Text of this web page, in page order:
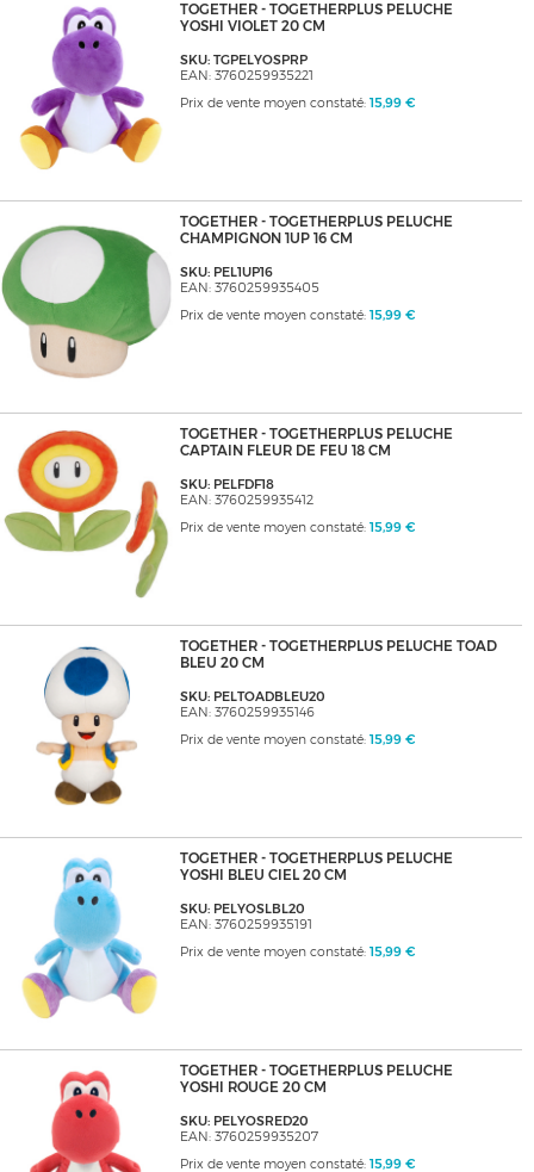
TOGETHER - TOGETHERPLUS PELUCHE
YOSHI VIOLET 20 CM
SKU: TGPELYOSPRP
EAN: 3760259935221
Prix de vente moyen constaté: 15,99 €
TOGETHER - TOGETHERPLUS PELUCHE
CHAMPIGNON 1UP 16 CM
SKU: PEL1UP16
EAN: 3760259935405
Prix de vente moyen constaté: 15,99 €
TOGETHER - TOGETHERPLUS PELUCHE
CAPTAIN FLEUR DE FEU 18 CM
SKU: PELFDF18
EAN: 3760259935412
Prix de vente moyen constaté: 15,99 €
TOGETHER - TOGETHERPLUS PELUCHE TOAD
BLEU 20 CM
SKU: PELTOADBLEU20
EAN: 3760259935146
Prix de vente moyen constaté: 15,99 €
TOGETHER - TOGETHERPLUS PELUCHE
YOSHI BLEU CIEL 20 CM
SKU: PELYOSLBL20
EAN: 3760259935191
Prix de vente moyen constaté: 15,99 €
TOGETHER - TOGETHERPLUS PELUCHE
YOSHI ROUGE 20 CM
SKU: PELYOSRED20
EAN: 3760259935207
Prix de vente moyen constaté: 15,99 €